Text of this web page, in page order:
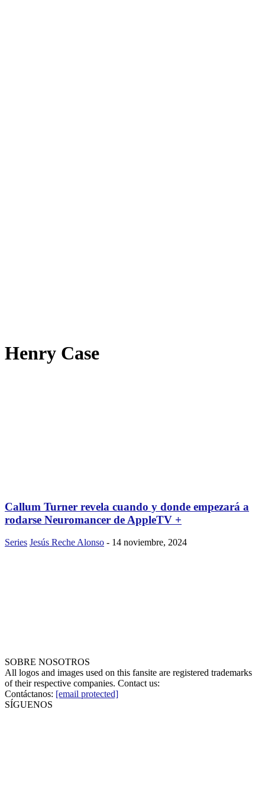
Henry Case
Callum Turner revela cuando y donde empezará a
rodarse Neuromancer de AppleTV +
Series Jesús Reche Alonso - 14 noviembre, 2024
SOBRE NOSOTROS
All logos and images used on this fansite are registered trademarks
of their respective companies. Contact us:
Contáctanos: [email protected]
SÍGUENOS